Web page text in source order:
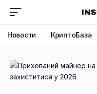
Новости КриптоБаза